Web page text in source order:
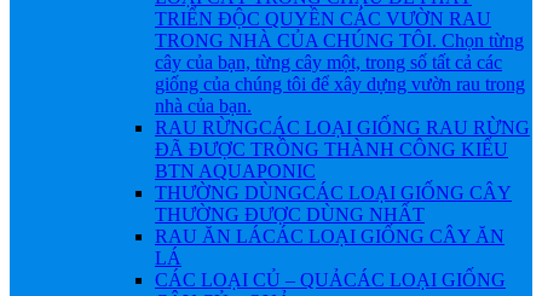
TRIỂN ĐỘC QUYỀN CÁC VƯỜN RAU
TRONG NHÀ CỦA CHÚNG TÔI. Chọn từng
cây của bạn, từng cây một, trong số tất cả các
giống của chúng tôi để xây dựng vườn rau trong
nhà của bạn.
RAU RỪNGCÁC LOẠI GIỐNG RAU RỪNG
ĐÃ ĐƯỢC TRỒNG THÀNH CÔNG KIỂU
BTN AQUAPONIC
THƯỜNG DÙNGCÁC LOẠI GIỐNG CÂY
THƯỜNG ĐƯỢC DÙNG NHẤT
RAU ĂN LÁCÁC LOẠI GIỐNG CÂY ĂN
LÁ
CÁC LOẠI CỦ – QUẢCÁC LOẠI GIỐNG